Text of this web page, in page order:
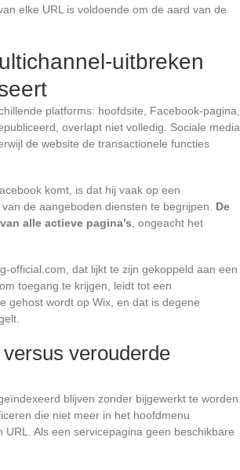
elke URL is voldoende om de aard van de
uitbreken
platforms: hoofdsite, Facebook-pagina,
overlapt niet volledig. Sociale media
de website de transactionele functies
komt, is dat hij vaak op een
de aangeboden diensten te begrijpen. De
alle actieve pagina’s , ongeacht het
official.com, dat lijkt te zijn gekoppeld aan een
toegang te krijgen, leidt tot een
gehost wordt op Wix, en dat is degene
verouderde
blijven zonder bijgewerkt te worden.
die niet meer in het hoofdmenu
Als een servicepagina geen beschikbare